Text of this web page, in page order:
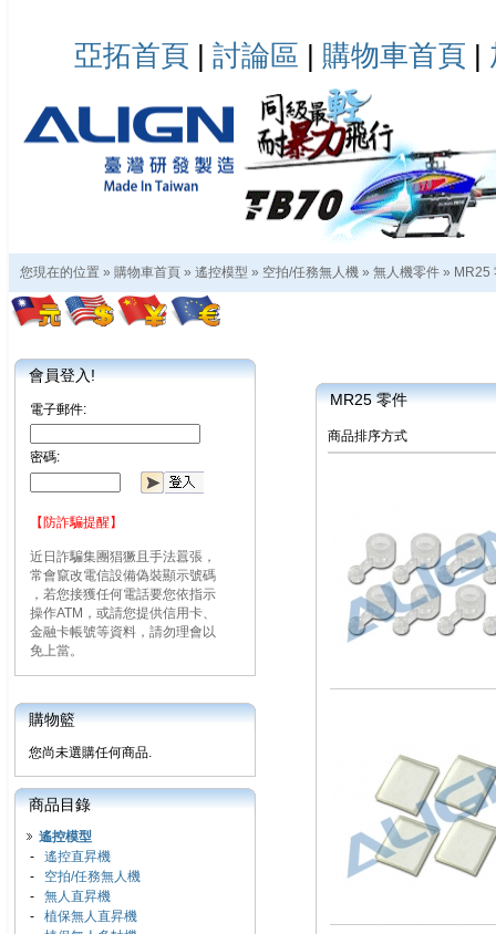
亞拓首頁 | 討論區 | 購物車首頁 |
您現在的位置 » 購物車首頁 » 遙控模型 » 空拍/任務無人機 » 無人機零件 » MR25
會員登入!
電子郵件:
密碼:
【防詐騙提醒】
近日詐騙集團猖獗且手法囂張，
常會竄改電信設備偽裝顯示號碼
，若您接獲任何電話要您依指示
操作ATM，或請您提供信用卡、
金融卡帳號等資料，請勿理會以
免上當。
購物籃
您尚未選購任何商品.
商品目錄
遙控模型
- 遙控直昇機
- 空拍/任務無人機
- 無人直昇機
- 植保無人直昇機
MR25 零件
商品排序方式